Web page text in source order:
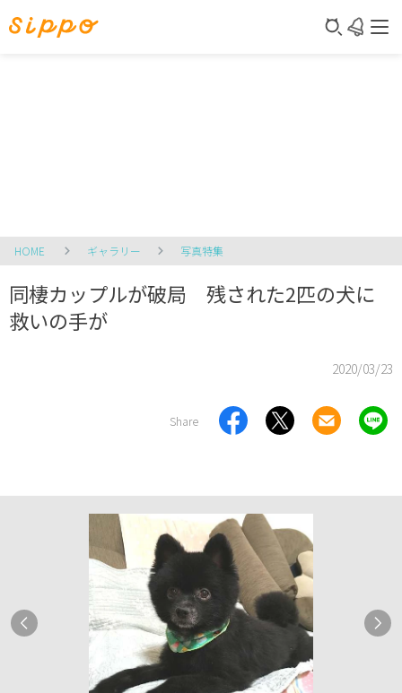
HOME ギャラリー 写真特集
同棲カップルが破局 残された2匹の犬に
救いの手が
2020/03/23
Share